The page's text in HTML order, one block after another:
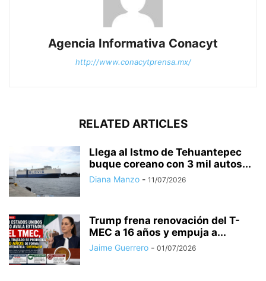
Agencia Informativa Conacyt
http://www.conacytprensa.mx/
RELATED ARTICLES
Llega al Istmo de Tehuantepec
buque coreano con 3 mil autos...
Diana Manzo - 11/07/2026
Trump frena renovación del T-
MEC a 16 años y empuja a...
Jaime Guerrero - 01/07/2026